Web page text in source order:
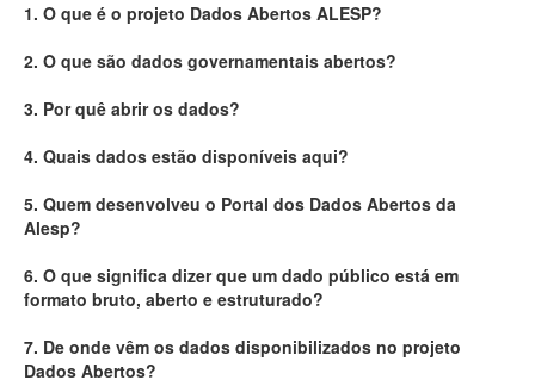
Administração
Legislação
Perguntas frequentes
1. O que é o projeto Dados Abertos ALESP?
2. O que são dados governamentais abertos?
3. Por quê abrir os dados?
4. Quais dados estão disponíveis aqui?
5. Quem desenvolveu o Portal dos Dados Abertos da
Alesp?
6. O que significa dizer que um dado público está em
formato bruto, aberto e estruturado?
7. De onde vêm os dados disponibilizados no projeto
Dados Abertos?